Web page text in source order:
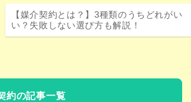
【媒介契約とは？】3種類のうちどれがい
い？失敗しない選び方も解説！
約の記事一覧